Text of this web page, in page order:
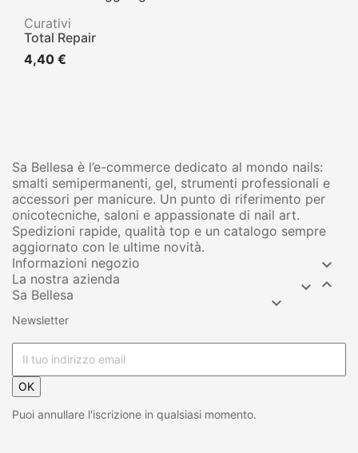
Curativi
Total Repair
4,40 €
Sa Bellesa è l’e-commerce dedicato al mondo nails:
smalti semipermanenti, gel, strumenti professionali e
accessori per manicure. Un punto di riferimento per
onicotecniche, saloni e appassionate di nail art.
Spedizioni rapide, qualità top e un catalogo sempre
aggiornato con le ultime novità.
Informazioni negozio


La nostra azienda 
Sa Bellesa 
Newsletter
OK
Puoi annullare l'iscrizione in qualsiasi momento.